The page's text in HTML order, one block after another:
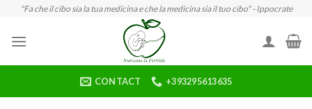
content
"Fa che il cibo sia la tua medicina e che la medicina sia il tuo cibo" - Ippocrate
CONTACT +393295613635